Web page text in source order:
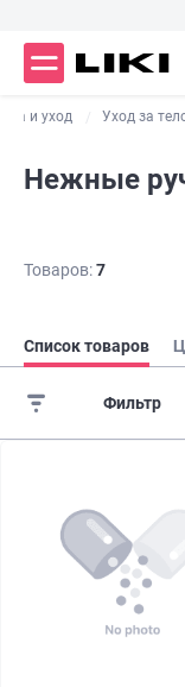
и уход Уход за
Нежные
Товаров:7
Список товаров
Фильтр